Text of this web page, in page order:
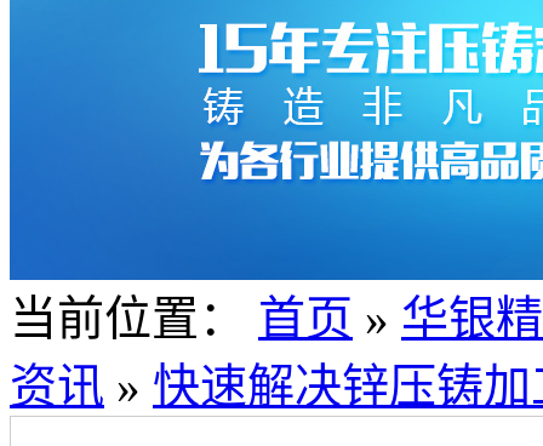
当前位置： 首页 » 华银
资讯 » 快速解决锌压铸